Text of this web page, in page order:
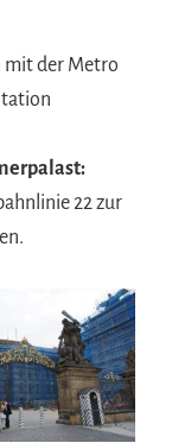
mit der Metro
22 zur